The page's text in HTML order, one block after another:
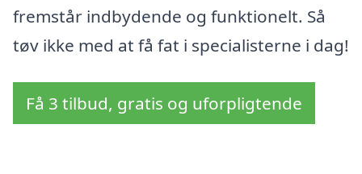
fremstår indbydende og funktionelt. Så
tøv ikke med at få fat i specialisterne i dag!
Få 3 tilbud, gratis og uforpligtende